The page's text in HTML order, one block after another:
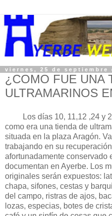
viernes, 25 de septiembre
¿COMO FUE UNA
ULTRAMARINOS
Los días 10, 11,12 ,24 y
como era una tienda de
situada en la plaza Aragón.
trabajando en su
afortunadamente conservado
documentan en Ayerbe. Los
originales serán expuestos:
chapa, sifones, cestas y
del campo, ristras de ajos,
lozas, especias, botes de